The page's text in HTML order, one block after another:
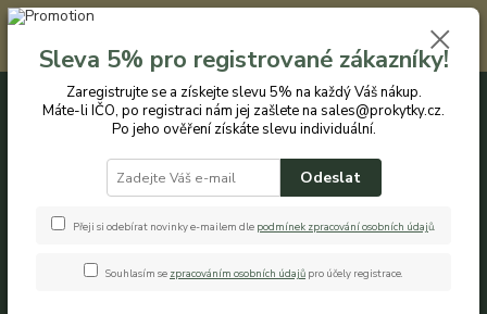
Registrovaným zákazníkům nabízíme slevu 5% na každý nákup. Máte-li
IČO, po registraci nám jej zašlete na sales@prokytky.cz. Po jeho ověření
získáte slevu individuální. Přejít na registraci →
CZK
+420 774 544 973 0ks
Sleva 5% pro registrované zákazníky!
Zaregistrujte se a získejte slevu 5% na každý Váš nákup.
Máte-li IČO, po registraci nám jej zašlete na sales@prokytky.cz.
Po jeho ověření získáte slevu individuální.
Odeslat
Přeji si odebírat novinky e-mailem dle podmínek zpracování osobních údajů.
Souhlasím se zpracováním osobních údajů pro účely registrace.